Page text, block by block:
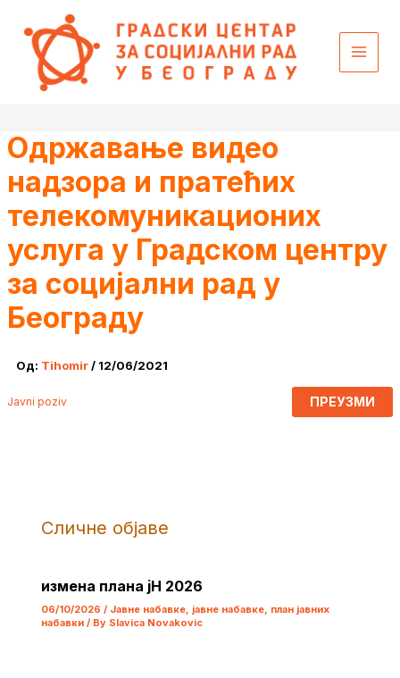
садржај
Одржавање видео
надзора и пратећих
телекомуникационих
услуга у Градском центру
за социјални рад у
Београду
Од: Tihomir/ 12/06/2021
Javni poziv ПРЕУЗМИ
Сличне објаве
измена плана јН 2026
06/10/2026 / Јавне набавке, јавне набавке, план јавних
набавки/ By Slavica Novakovic